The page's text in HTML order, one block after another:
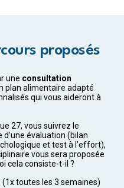
proposés
une consultation
plan alimentaire adapté
qui vous aideront à
27, vous suivrez le
d’une évaluation (bilan
et test à l’effort),
vous sera proposée
cela consiste-t-il ?
toutes les 3 semaines)